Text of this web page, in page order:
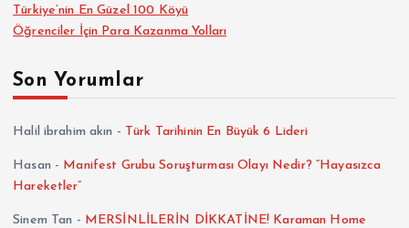
y
l
a
Türkiye’nin En Güzel 100 Köyü
Öğrenciler İçin Para Kazanma Yolları
Son Yorumlar
Halil ibrahim akın - Türk Tarihinin En Büyük 6 Lideri
Hasan - Manifest Grubu Soruşturması Olayı Nedir? “Hayasızca
Hareketler”
Sinem Tan - MERSİNLİLERİN DİKKATİNE! Karaman Home